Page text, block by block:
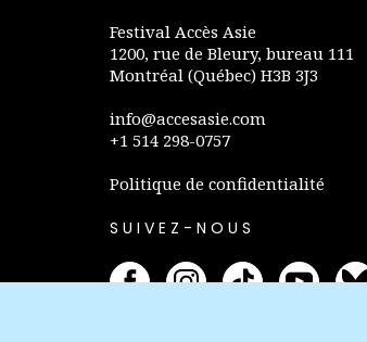
Festival Accès Asie
1200, rue de Bleury, bureau 111
Montréal (Québec) H3B 3J3
info@accesasie.com
+1 514 298-0757
Politique de confidentialité
SUIVEZ-NOUS